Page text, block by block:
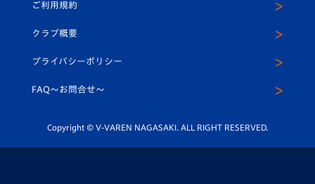
平和祈念活動
ホームタウン活動
スクール
ヴィヴィくんインスタグラム
公式LINE＠
ご利用規約
クラブ概要
プライバシーポリシー
FAQ〜お問合せ〜
Copyright © V-VAREN NAGASAKI. ALL RIGHT RESERVED.